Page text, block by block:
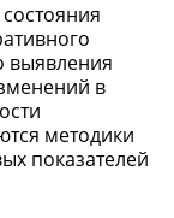
выявления
в
методики
показателей